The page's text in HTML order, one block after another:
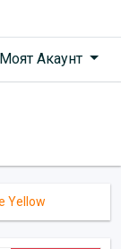
Моят Акаунт
Yellow